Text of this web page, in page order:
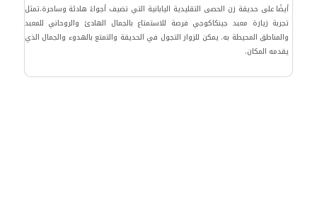
أيضًا على حديقة زن الحصى التقليدية اليابانية التي تضيف أجواءً هادئة وساحرة.تمثل
تجربة زيارة معبد جينكاكوجي فرصة للاستمتاع بالجمال الهادئ والروحاني للمعبد
والمناطق المحيطة به. يمكن للزوار التجول في الحديقة والتمتع بالهدوء والجمال الذي
يقدمه المكان.